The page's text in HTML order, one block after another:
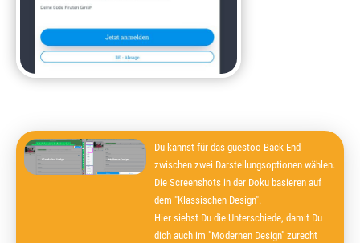
Du kannst für das guestoo Back-End
zwischen zwei Darstellungsoptionen wählen.
Die Screenshots in der Doku basieren auf
dem "Klassischen Design".
Hier siehst Du die Unterschiede, damit Du
dich auch im "Modernen Design" zurecht